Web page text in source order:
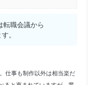
職会議から
。
仕事も制作以外は相当楽だ